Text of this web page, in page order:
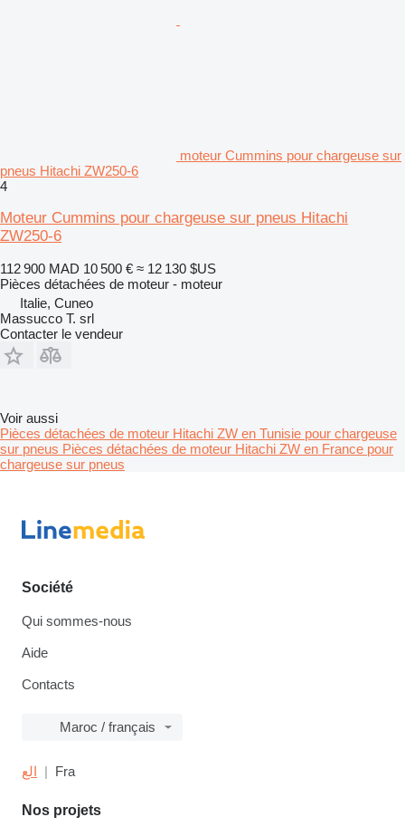
moteur Cummins pour chargeuse sur
pneus Hitachi ZW250-6
4
Moteur Cummins pour chargeuse sur pneus Hitachi
ZW250-6
112 900 MAD 10 500 € ≈ 12 130 $US
Pièces détachées de moteur - moteur
Italie, Cuneo
Massucco T. srl
Contacter le vendeur
Voir aussi
Pièces détachées de moteur Hitachi ZW en Tunisie pour chargeuse
sur pneus Pièces détachées de moteur Hitachi ZW en France pour
chargeuse sur pneus
Société
Qui sommes-nous
Aide
Contacts
Maroc / français
الع Fra
Nos projets